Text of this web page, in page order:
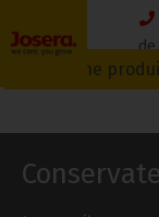
to
de
Recherche